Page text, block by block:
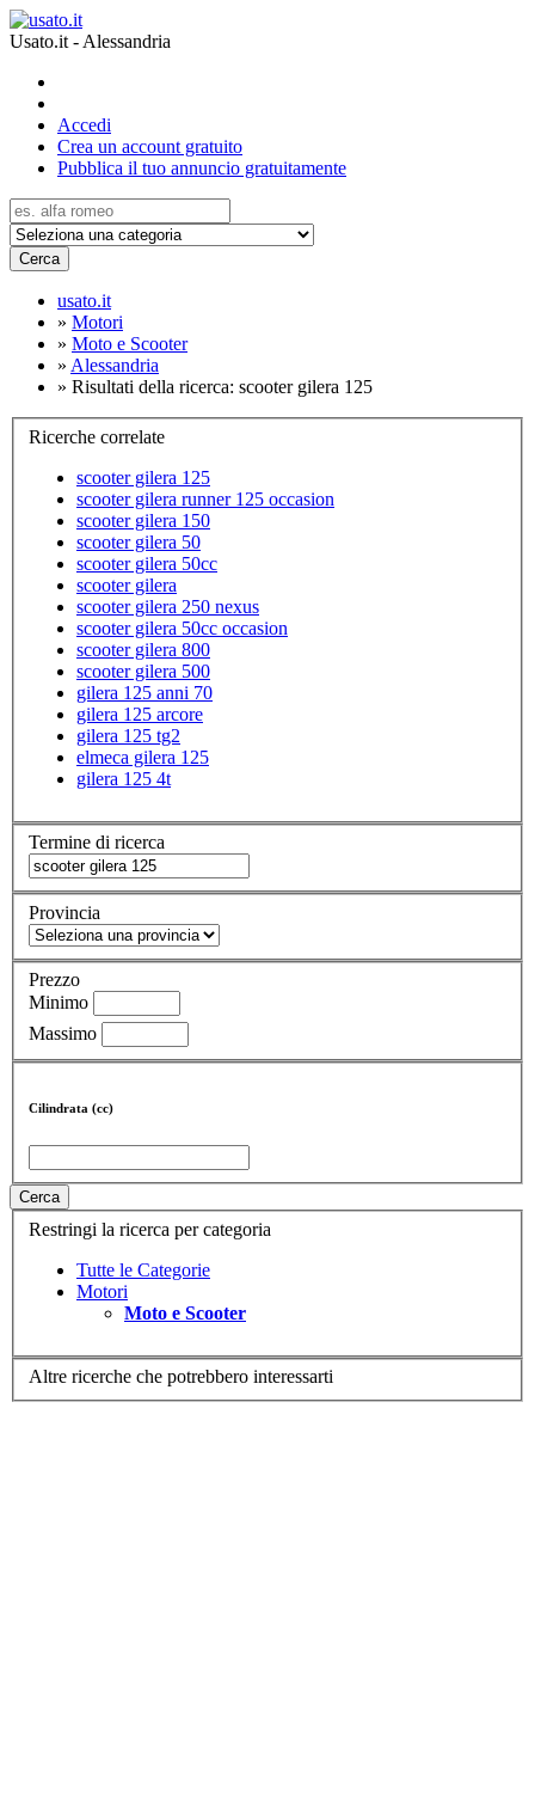
Usato.it - Alessandria
Accedi
Crea un account gratuito
Pubblica il tuo annuncio gratuitamente
Cerca
usato.it
» Motori
» Moto e Scooter
» Alessandria
» Risultati della ricerca: scooter gilera 125
Ricerche correlate
scooter gilera 125
scooter gilera runner 125 occasion
scooter gilera 150
scooter gilera 50
scooter gilera 50cc
scooter gilera
scooter gilera 250 nexus
scooter gilera 50cc occasion
scooter gilera 800
scooter gilera 500
gilera 125 anni 70
gilera 125 arcore
gilera 125 tg2
elmeca gilera 125
gilera 125 4t
Termine di ricerca
Provincia
Prezzo
Minimo
Massimo
Cilindrata (cc)
Cerca
Restringi la ricerca per categoria
Tutte le Categorie
Motori
Moto e Scooter
Altre ricerche che potrebbero interessarti